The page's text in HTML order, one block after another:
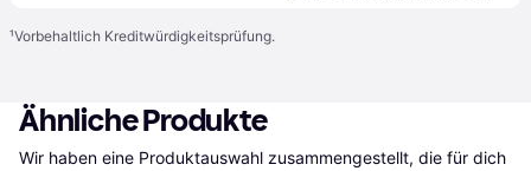
¹Vorbehaltlich Kreditwürdigkeitsprüfung.
Ähnliche Produkte
Wir haben eine Produktauswahl zusammengestellt, die für dich